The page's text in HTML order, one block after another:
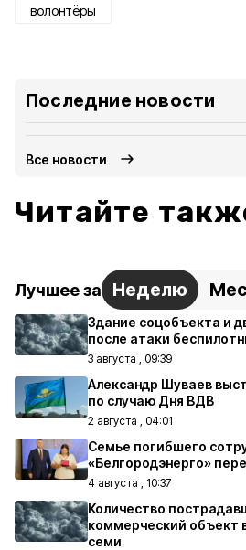
волонтёры
Последние новости
Все новости
Читайте
Лучшее за Неделю
Здание соцобъекта и
после атаки
3 августа , 09:39
Александр Шуваев
по случаю Дня ВДВ
2 августа , 04:01
Семье погибшего
«Белгородэнерго»
4 августа , 10:37
Количество
коммерческий объект
семи